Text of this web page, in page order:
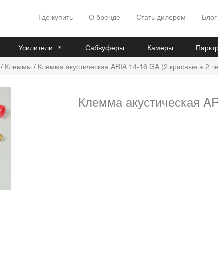
Где купить О бренде Стать дилером Блог
Усилители Сабвуферы Камеры
/ Клеммы / Клемма акустическая ARIA 14-16 GA (2 красные + 2
Клемма акустическая